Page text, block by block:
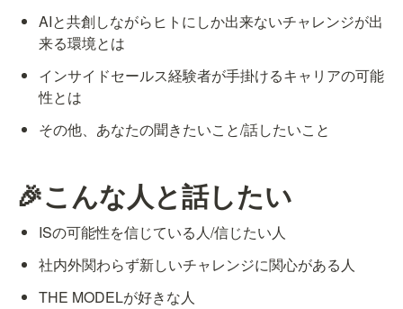
AIと共創しながらヒトにしか出来ないチャレンジが出
来る環境とは
インサイドセールス経験者が手掛けるキャリアの可能
性とは
その他、あなたの聞きたいこと/話したいこと
🎉こんな人と話したい
ISの可能性を信じている人/信じたい人
社内外関わらず新しいチャレンジに関心がある人
THE MODELが好きな人